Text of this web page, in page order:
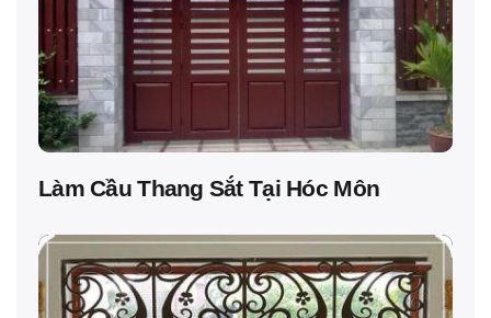
Làm Cầu Thang Sắt Tại Hóc Môn